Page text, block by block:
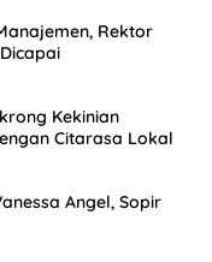
Rektor
Kekinian
Citarasa Lokal
Angel, Sopir